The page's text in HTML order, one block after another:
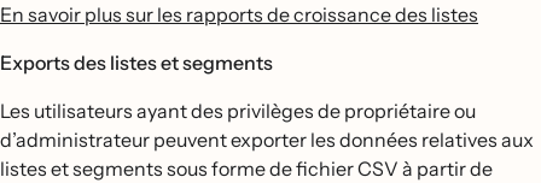
En savoir plus sur les rapports de croissance des listes
Exports des listes et segments
Les utilisateurs ayant des privilèges de propriétaire ou
d’administrateur peuvent exporter les données relatives aux
listes et segments sous forme de fichier CSV à partir de